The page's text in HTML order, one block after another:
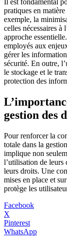
Il est fondamental
pratiques en
exemple, la
celles nécessaires à
approche
employés aux
gérer les
sécurité. En outre,
le stockage et le
protection des
gestion des
Pour renforcer la
totale dans la
implique non
l’utilisation de leurs
leurs droits. Une
mises en place et
protège les
Facebook
X
Pinterest
WhatsApp